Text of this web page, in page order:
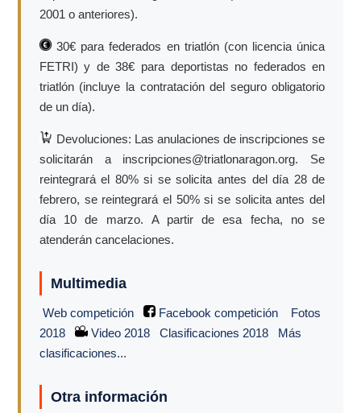
2001 o anteriores).
30€ para federados en triatlón (con licencia única
FETRI) y de 38€ para deportistas no federados en
triatlón (incluye la contratación del seguro obligatorio
de un día).
Devoluciones: Las anulaciones de inscripciones se
solicitarán a inscripciones@triatlonaragon.org. Se
reintegrará el 80% si se solicita antes del día 28 de
febrero, se reintegrará el 50% si se solicita antes del
día 10 de marzo. A partir de esa fecha, no se
atenderán cancelaciones.
Multimedia
Web competición Facebook competición
Fotos
2018
Video 2018 Clasificaciones 2018
Más
clasificaciones...
Otra información